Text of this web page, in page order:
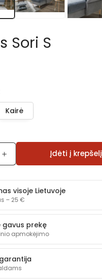
Sori S
Kairė
Padidinti
Kampas
Sori
S
kiekį
Įdėti į krepšelį
visoje Lietuvoje
– 25 €
gavus prekę
apmokėjimo